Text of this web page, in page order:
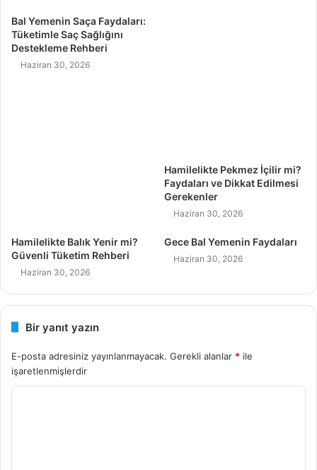
Bal Yemenin Saça Faydaları:
Tüketimle Saç Sağlığını
Destekleme Rehberi
Haziran 30, 2026
Hamilelikte Pekmez İçilir mi?
Faydaları ve Dikkat Edilmesi
Gerekenler
Haziran 30, 2026
Hamilelikte Balık Yenir mi?
Güvenli Tüketim Rehberi
Haziran 30, 2026
Gece Bal Yemenin Faydaları
Haziran 30, 2026
Bir yanıt yazın
E-posta adresiniz yayınlanmayacak. Gerekli alanlar * ile
işaretlenmişlerdir